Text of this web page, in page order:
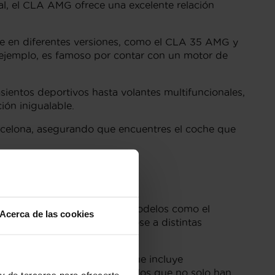
Acerca de las cookies
el CLA AMG ofrece una excelente relación
diferentes versiones, como el CLA 35 AMG y
es famoso por contar con un motor de
deportivos hasta volantes multifuncionales,
inigualable.
asegurando que encuentres el coche que
que podrían interesarte. Modelos como el
y prestaciones, ajustándose a distintas
paquete Premium Plus, que incluye
encontrarás vehículos que no solo han